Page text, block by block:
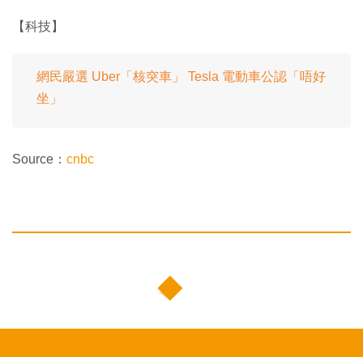
【科技】
網民嚴選 Uber「核突車」 Tesla 電動車公認「唔好
坐」
Source： cnbc